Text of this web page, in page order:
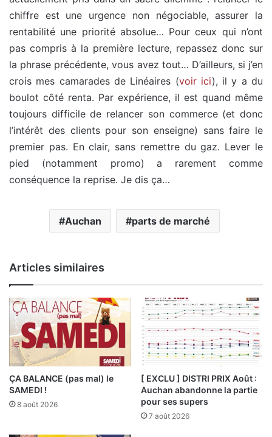
chiffre est une urgence non négociable, assurer la
rentabilité une priorité absolue… Pour ceux qui n’ont
pas compris à la première lecture, repassez donc sur
la phrase précédente, vous avez tout… D’ailleurs, si j’en
crois mes camarades de Linéaires (voir ici), il y a du
boulot côté renta. Par expérience, il est quand même
toujours difficile de relancer son commerce (et donc
l’intérêt des clients pour son enseigne) sans faire le
premier pas. En clair, sans remettre du gaz. Lever le
pied (notamment promo) a rarement comme
conséquence la reprise. Je dis ça…
Auchan parts de marché
Articles similaires
ÇA BALANCE (pas mal) le
SAMEDI !
8 août 2026
[ EXCLU ] DISTRI PRIX Août :
Auchan abandonne la partie
pour ses supers
7 août 2026